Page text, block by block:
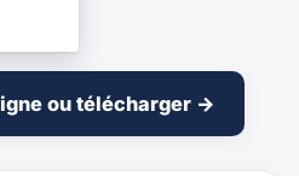
ou télécharger →